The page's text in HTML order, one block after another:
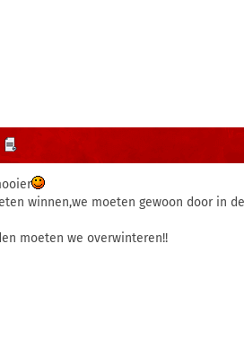
winnen,we moeten gewoon door in
moeten we overwinteren!!